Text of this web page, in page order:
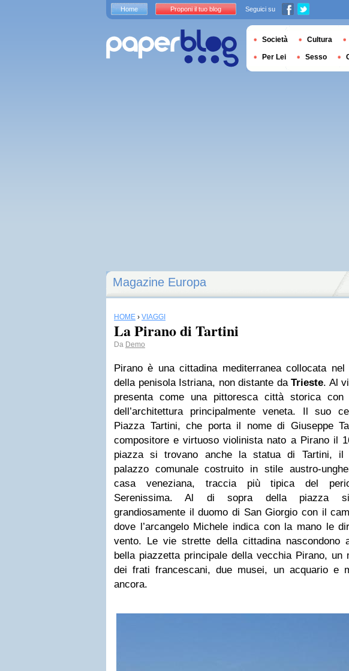
Magazine Europa
HOME › VIAGGI
La Pirano di Tartini
Da Demo
Pirano è una cittadina mediterranea collocata nel
della penisola Istriana, non distante daTrieste. Al
presenta come una pittoresca città storica con
dell’architettura principalmente veneta. Il suo
Piazza Tartini, che porta il nome di Giuseppe
compositore e virtuoso violinista nato a Pirano il
piazza si trovano anche la statua di Tartini, il
palazzo comunale costruito in stile austro-
casa veneziana, traccia più tipica del
Serenissima. Al di sopra della piazza
grandiosamente il duomo di San Giorgio con il
dove l’arcangelo Michele indica con la mano le
vento. Le vie strette della cittadina nascondono
bella piazzetta principale della vecchia Pirano, un
dei frati francescani, due musei, un acquario e
ancora.
Home Proponi il tuo blog Seguici su
Società Cultura
Per Lei Sesso